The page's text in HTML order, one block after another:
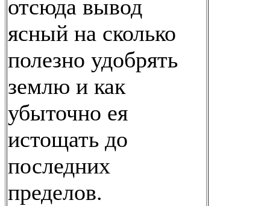
отсюда вывод
ясный на сколько
полезно удобрять
землю и как
убыточно ея
истощать до
последних
пределов.